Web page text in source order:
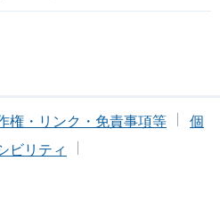
権・リンク・免責事項等
個
ビリティ